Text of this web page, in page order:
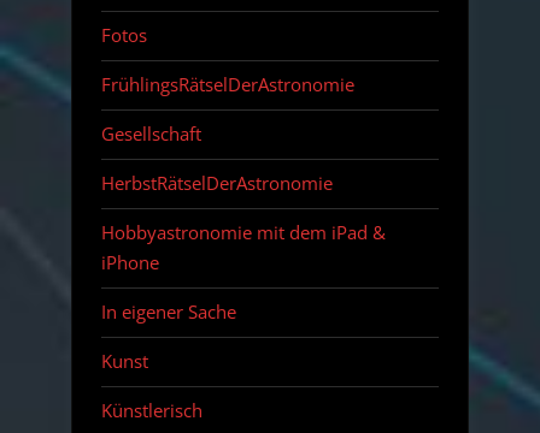
Fotos
FrühlingsRätselDerAstronomie
Gesellschaft
HerbstRätselDerAstronomie
Hobbyastronomie mit dem iPad &
iPhone
In eigener Sache
Kunst
Künstlerisch